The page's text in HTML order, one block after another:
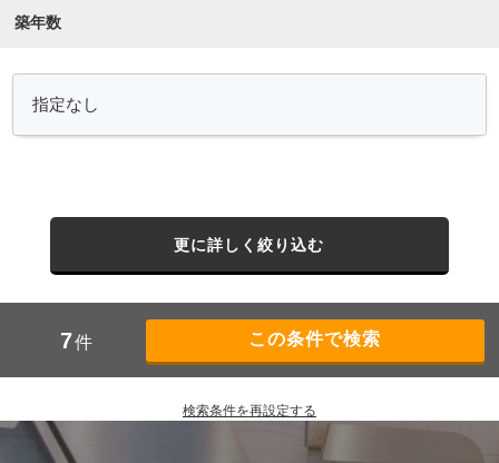
築年数
更に詳しく絞り込む
7件
検索条件を再設定する